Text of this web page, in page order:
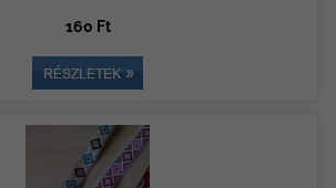
160 Ft